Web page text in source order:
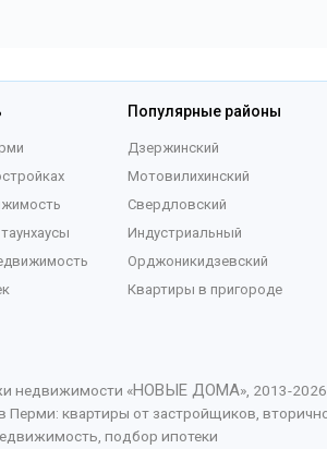
Популярные районы
Дзержинский
Мотовилихинский
Свердловский
Индустриальный
Орджоникидзевский
Квартиры в пригороде
недвижимости «НОВЫЕ ДОМА», 2013-2026
квартиры от застройщиков,
подбор ипотеки